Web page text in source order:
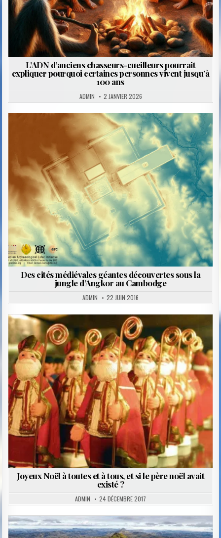
L’ADN d’anciens chasseurs-cueilleurs pourrait
expliquer pourquoi certaines personnes vivent jusqu’à
100 ans
ADMIN 2 JANVIER 2026
Posted
in
Des cités médiévales géantes découvertes sous la
jungle d’Angkor au Cambodge
ADMIN 22 JUIN 2016
Posted
in
Joyeux Noël à toutes et à tous, et si le père noël avait
existé ?
ADMIN 24 DÉCEMBRE 2017